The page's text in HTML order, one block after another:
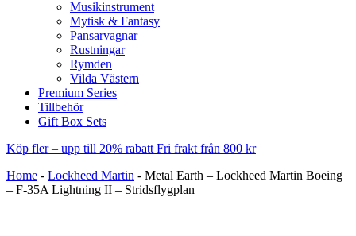
Musikinstrument
Mytisk & Fantasy
Pansarvagnar
Rustningar
Rymden
Vilda Västern
Premium Series
Tillbehör
Gift Box Sets
Köp fler – upp till 20% rabattFri frakt från 800 kr
Home - Lockheed Martin - Metal Earth – Lockheed Martin Boeing
– F-35A Lightning II – Stridsflygplan